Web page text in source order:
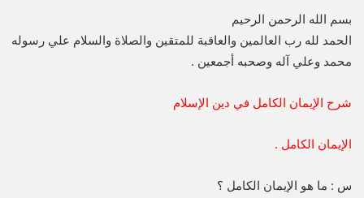
بسم الله الرحمن الرحيم
الحمد لله رب العالمين والعاقبة للمتقين والصلاة والسلام علي رسوله
محمد وعلي آله وصحبه أجمعين .
شرح الإيمان الكامل في دين الإسلام
الإيمان الكامل .
س : ما هو الإيمان الكامل ؟